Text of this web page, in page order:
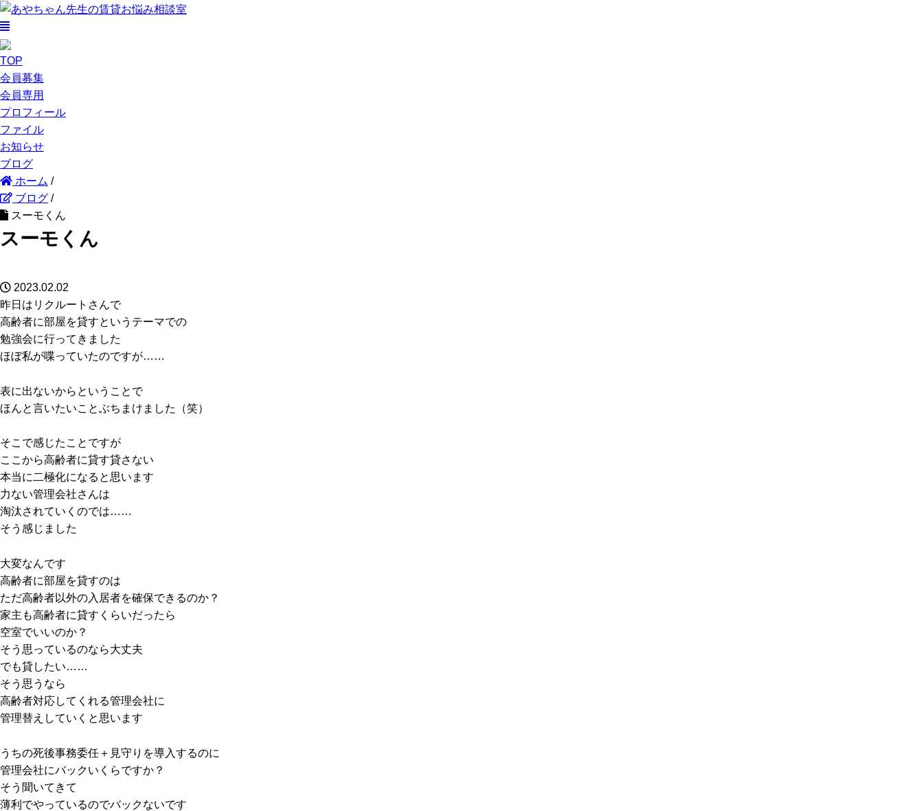
TOP
会員募集
会員専用
プロフィール
ファイル
お知らせ
ブログ
ホーム /
ブログ /
スーモくん
スーモくん
2023.02.02
昨日はリクルートさんで
高齢者に部屋を貸すというテーマでの
勉強会に行ってきました
ほぼ私が喋っていたのですが……
表に出ないからということで
ほんと言いたいことぶちまけました（笑）
そこで感じたことですが
ここから高齢者に貸す貸さない
本当に二極化になると思います
力ない管理会社さんは
淘汰されていくのでは……
そう感じました
大変なんです
高齢者に部屋を貸すのは
ただ高齢者以外の入居者を確保できるのか？
家主も高齢者に貸すくらいだったら
空室でいいのか？
そう思っているのなら大丈夫
でも貸したい……
そう思うなら
高齢者対応してくれる管理会社に
管理替えしていくと思います
うちの死後事務委任＋見守りを導入するのに
管理会社にバックいくらですか？
そう聞いてきて
薄利でやっているのでバックないです